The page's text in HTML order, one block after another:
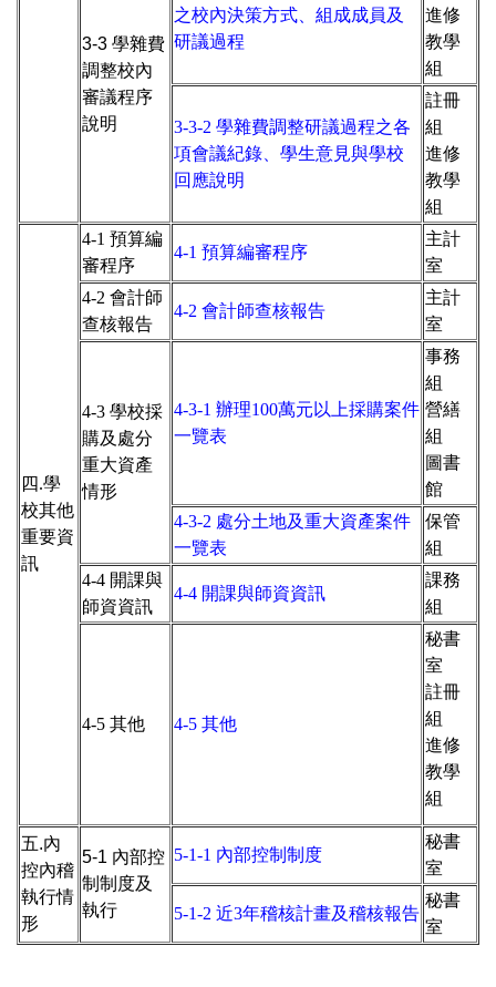
3-3 學雜費
調整校內
審議程序
說明
之校內決策方式、組成成員及
研議過程
進修
教學
組
3-3-2 學雜費調整研議過程之各
項會議紀錄、學生意見與學校
回應說明
註冊
組
進修
教學
組
四.學
校其他
重要資
訊
4-1 預算編
審程序
4-1 預算編審程序
主計
室
4-2 會計師
查核報告
4-2 會計師查核報告
主計
室
4-3 學校採
購及處分
重大資產
情形
4-3-1 辦理100萬元以上採購案件
一覽表
事務
組
營繕
組
圖書
館
4-3-2 處分土地及重大資產案件
一覽表
保管
組
4-4 開課與
師資資訊
4-4 開課與師資資訊
課務
組
4-5 其他 4-5 其他
秘書
室
註冊
組
進修
教學
組
五.內
控內稽
執行情
形
5-1 內部控
制制度及
執行
5-1-1 內部控制制度
秘書
室
5-1-2 近3年稽核計畫及稽核報告
秘書
室